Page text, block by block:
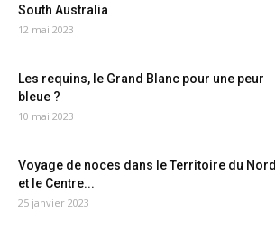
South Australia
12 mai 2023
Les requins, le Grand Blanc pour une peur
bleue ?
10 mai 2023
Voyage de noces dans le Territoire du Nord
et le Centre...
25 janvier 2023